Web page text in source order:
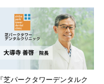
『芝パークタワーデンタルク